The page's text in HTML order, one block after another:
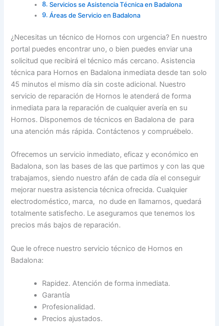
Servicios se Asistencia Técnica en Badalona
Áreas de Servicio en Badalona
¿Necesitas un técnico de Hornos con urgencia? En nuestro
portal puedes encontrar uno, o bien puedes enviar una
solicitud que recibirá el técnico más cercano. Asistencia
técnica para Hornos en Badalona inmediata desde tan solo
45 minutos el mismo día sin coste adicional. Nuestro
servicio de reparación de Hornos le atenderá de forma
inmediata para la reparación de cualquier avería en su
Hornos. Disponemos de técnicos en Badalona de para
una atención más rápida. Contáctenos y compruébelo.
Ofrecemos un servicio inmediato, eficaz y económico en
Badalona, son las bases de las que partimos y con las que
trabajamos, siendo nuestro afán de cada día el conseguir
mejorar nuestra asistencia técnica ofrecida. Cualquier
electrodoméstico, marca, no dude en llamarnos, quedará
totalmente satisfecho. Le aseguramos que tenemos los
precios más bajos de reparación.
Que le ofrece nuestro servicio técnico de Hornos en
Badalona:
Rapidez. Atención de forma inmediata.
Garantía
Profesionalidad.
Precios ajustados.